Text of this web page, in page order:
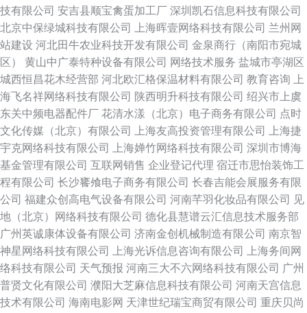
技有限公司 安吉县顺宝禽蛋加工厂 深圳凯石信息科技有限公司
北京中保绿城科技有限公司
上海晖壹网络科技有限公司 兰州网
站建设 河北田牛农业科技开发有限公司 金泉商行（南阳市宛城
区）
黄山中广泰特种设备有限公司 网络技术服务 盐城市亭湖区
城西恒昌花木经营部 河北欧汇格保温材料有限公司 教育咨询
上
海飞名祥网络科技有限公司 陕西明升科技有限公司 绍兴市上虞
东关中频电器配件厂 花清水漾（北京）电子商务有限公司 点时
文化传媒（北京）有限公司
上海友高投资管理有限公司
上海捷
宇克网络科技有限公司
上海婵竹网络科技有限公司 深圳市博海
基金管理有限公司 互联网销售 企业登记代理 宿迁市思怡装饰工
程有限公司 长沙饔飧电子商务有限公司 长春吉能会展服务有限
公司 福建众创高电气设备有限公司 河南芊羽化妆品有限公司
见
地（北京）网络科技有限公司 德化县慧谱云汇信息技术服务部
广州英诚康体设备有限公司 济南金创机械制造有限公司 南京智
神星网络科技有限公司
上海光诉信息咨询有限公司
上海务间网
络科技有限公司 天气预报 河南三大不六网络科技有限公司 广州
普贤文化有限公司 濮阳大芝麻信息科技有限公司 河南天宫信息
技术有限公司 海南电影网 天津世纪瑞宝商贸有限公司 重庆贝尚